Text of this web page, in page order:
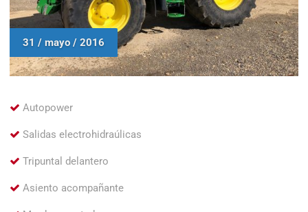
31 / mayo / 2016
Autopower
Salidas electrohidraúlicas
Tripuntal delantero
Asiento acompañante